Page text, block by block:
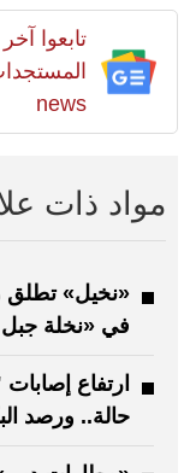
تابعوا
news
مواد ذات
«نخيل» تطلق
في «نخلة
حالة.. ورصد